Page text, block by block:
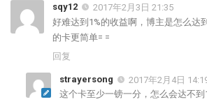
sqy12
2017年2月3日 21:35
好难达到1%的收益啊，博主是怎么达
的卡更简单= =
回复
strayersong
2017年2月4日
这个卡至少一镑一分，怎么会达不到